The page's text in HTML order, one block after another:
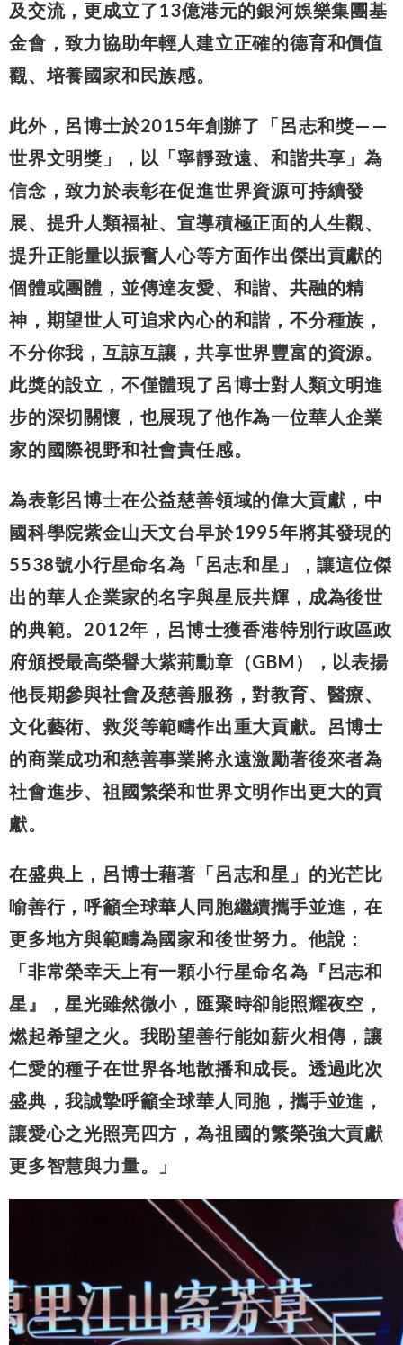
及交流，更成立了13億港元的銀河娛樂集團基
金會，致力協助年輕人建立正確的德育和價值
觀、培養國家和民族感。
此外，呂博士於2015年創辦了「呂志和獎——
世界文明獎」，以「寧靜致遠、和諧共享」為
信念，致力於表彰在促進世界資源可持續發
展、提升人類福祉、宣導積極正面的人生觀、
提升正能量以振奮人心等方面作出傑出貢獻的
個體或團體，並傳達友愛、和諧、共融的精
神，期望世人可追求內心的和諧，不分種族，
不分你我，互諒互讓，共享世界豐富的資源。
此獎的設立，不僅體現了呂博士對人類文明進
步的深切關懷，也展現了他作為一位華人企業
家的國際視野和社會責任感。
為表彰呂博士在公益慈善領域的偉大貢獻，中
國科學院紫金山天文台早於1995年將其發現的
5538號小行星命名為「呂志和星」，讓這位傑
出的華人企業家的名字與星辰共輝，成為後世
的典範。2012年，呂博士獲香港特別行政區政
府頒授最高榮譽大紫荊勳章（GBM），以表揚
他長期參與社會及慈善服務，對教育、醫療、
文化藝術、救災等範疇作出重大貢獻。呂博士
的商業成功和慈善事業將永遠激勵著後來者為
社會進步、祖國繁榮和世界文明作出更大的貢
獻。
在盛典上，呂博士藉著「呂志和星」的光芒比
喻善行，呼籲全球華人同胞繼續攜手並進，在
更多地方與範疇為國家和後世努力。他說：
「非常榮幸天上有一顆小行星命名為『呂志和
星』，星光雖然微小，匯聚時卻能照耀夜空，
燃起希望之火。我盼望善行能如薪火相傳，讓
仁愛的種子在世界各地散播和成長。透過此次
盛典，我誠摯呼籲全球華人同胞，攜手並進，
讓愛心之光照亮四方，為祖國的繁榮強大貢獻
更多智慧與力量。」